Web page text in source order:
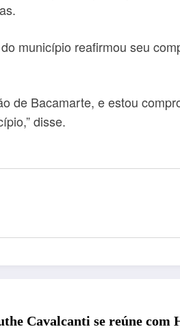
município reafirmou seu
de Bacamarte, e estou
disse.
Cavalcanti se reúne com